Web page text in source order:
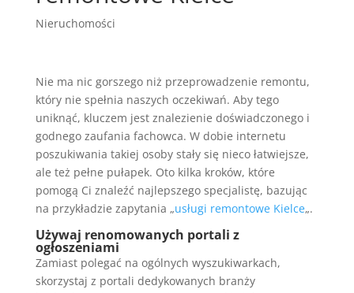
Nieruchomości
Nie ma nic gorszego niż przeprowadzenie remontu,
który nie spełnia naszych oczekiwań. Aby tego
uniknąć, kluczem jest znalezienie doświadczonego i
godnego zaufania fachowca. W dobie internetu
poszukiwania takiej osoby stały się nieco łatwiejsze,
ale też pełne pułapek. Oto kilka kroków, które
pomogą Ci znaleźć najlepszego specjalistę, bazując
na przykładzie zapytania „usługi remontowe Kielce„.
Używaj renomowanych portali z
ogłoszeniami
Zamiast polegać na ogólnych wyszukiwarkach,
skorzystaj z portali dedykowanych branży